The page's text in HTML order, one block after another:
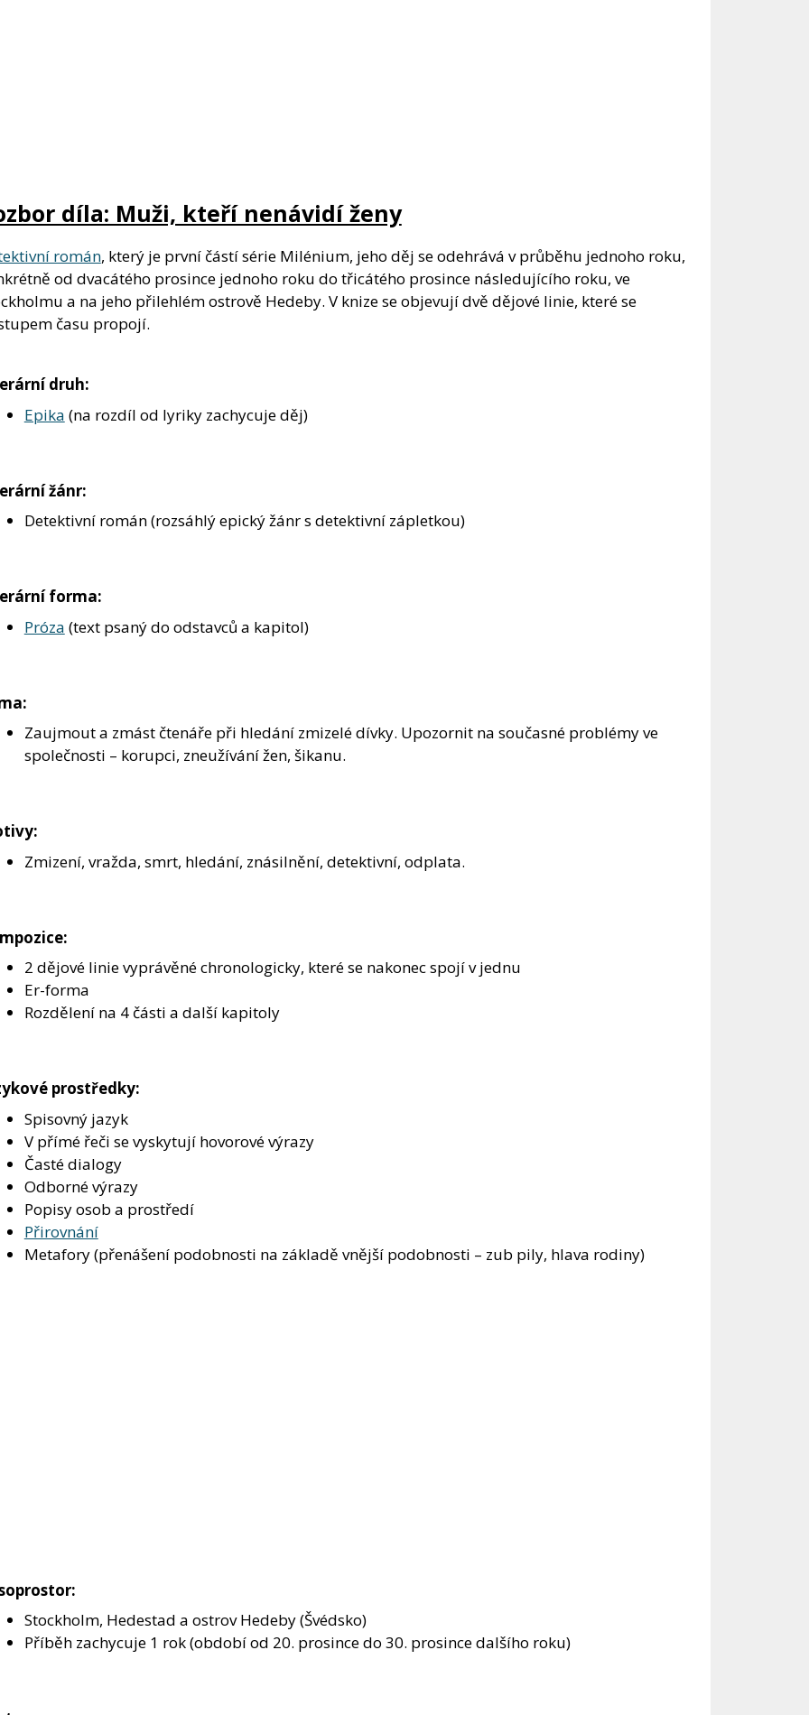
díla: Muži, kteří nenávidí ženy
román, který je první částí série Milénium, jeho děj se odehrává v průběhu jednoho roku,
od dvacátého prosince jednoho roku do třicátého prosince následujícího roku, ve
a na jeho přilehlém ostrově Hedeby. V knize se objevují dvě dějové linie, které se
času propojí.
druh:
Epika (na rozdíl od lyriky zachycuje děj)
žánr:
Detektivní román (rozsáhlý epický žánr s detektivní zápletkou)
forma:
Próza (text psaný do odstavců a kapitol)
Zaujmout a zmást čtenáře při hledání zmizelé dívky. Upozornit na současné problémy ve
společnosti – korupci, zneužívání žen, šikanu.
Zmizení, vražda, smrt, hledání, znásilnění, detektivní, odplata.
2 dějové linie vyprávěné chronologicky, které se nakonec spojí v jednu
Er-forma
Rozdělení na 4 části a další kapitoly
prostředky:
Spisovný jazyk
V přímé řeči se vyskytují hovorové výrazy
Časté dialogy
Odborné výrazy
Popisy osob a prostředí
Přirovnání
Metafory (přenášení podobnosti na základě vnější podobnosti – zub pily, hlava rodiny)
Stockholm, Hedestad a ostrov Hedeby (Švédsko)
Příběh zachycuje 1 rok (období od 20. prosince do 30. prosince dalšího roku)